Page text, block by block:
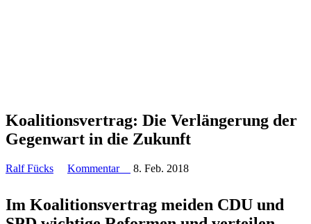
Koali­ti­ons­vertrag: Die Verlän­gerung der
Gegenwart in die Zukunft
Ralf Fücks Kommentar 8. Feb. 2018
Im Koali­ti­ons­vertrag meiden CDU und